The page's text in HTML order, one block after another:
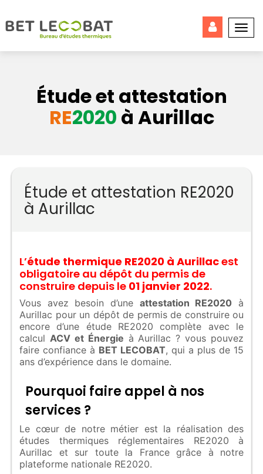
Étude et attestation
RE2020 à Aurillac
Étude et attestation RE2020
à Aurillac
L’étude thermique RE2020 à Aurillacest
obligatoire au dépôt du permis de
construire depuis le 01 janvier 2022.
Vous avez besoin d’une attestation RE2020 à
Aurillac pour un dépôt de permis de construire ou
encore d’une étude RE2020 complète avec le
calcul ACV et Énergie à Aurillac ? vous pouvez
faire confiance à BET LECOBAT, qui a plus de 15
ans d’expérience dans le domaine.
Pourquoi faire appel à nos
services ?
Le cœur de notre métier est la réalisation des
études thermiques réglementaires RE2020 à
Aurillac et sur toute la France grâce à notre
plateforme nationale RE2020.